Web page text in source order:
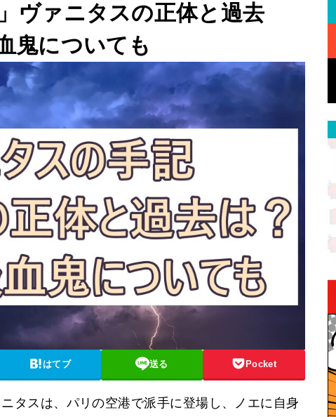
ヴァニタスの正体と過去
鬼についても
はてブ 送る Pocket
タスは、パリの空港で派手に登場し、ノエに自身